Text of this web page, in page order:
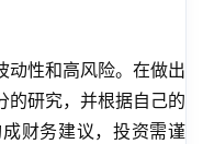
动性和高风险。在做出
的研究，并根据自己的
财务建议，投资需谨